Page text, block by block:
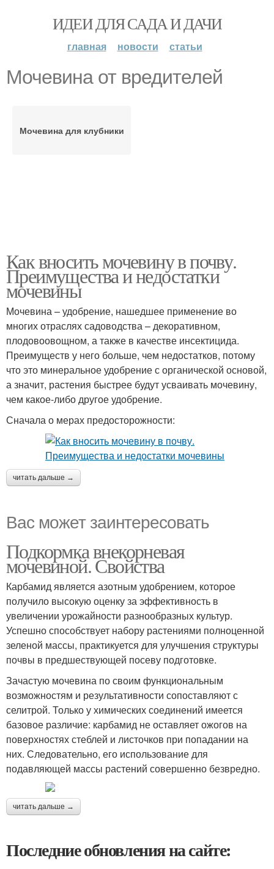
ИДЕИ ДЛЯ САДА И ДАЧИ
главная новости статьи
Мочевина от вредителей
Мочевина для клубники
Как вносить мочевину в почву.
Преимущества и недостатки
мочевины
Мочевина – удобрение, нашедшее применение во
многих отраслях садоводства – декоративном,
плодовоовощном, а также в качестве инсектицида.
Преимуществ у него больше, чем недостатков, потому
что это минеральное удобрение с органической основой,
а значит, растения быстрее будут усваивать мочевину,
чем какое-либо другое удобрение.
Сначала о мерах предосторожности:
читать дальше →
Вас может заинтересовать
Подкормка внекорневая
мочевиной. Свойства
Карбамид является азотным удобрением, которое
получило высокую оценку за эффективность в
увеличении урожайности разнообразных культур.
Успешно способствует набору растениями полноценной
зеленой массы, практикуется для улучшения структуры
почвы в предшествующей посеву подготовке.
Зачастую мочевина по своим функциональным
возможностям и результативности сопоставляют с
селитрой. Только у химических соединений имеется
базовое различие: карбамид не оставляет ожогов на
поверхностях стеблей и листочков при попадании на
них. Следовательно, его использование для
подавляющей массы растений совершенно безвредно.
читать дальше →
Последние обновления на сайте: